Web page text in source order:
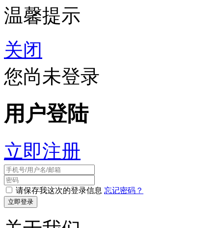
温馨提示
关闭
您尚未登录
用户登陆
立即注册
请保存我这次的登录信息 忘记密码？